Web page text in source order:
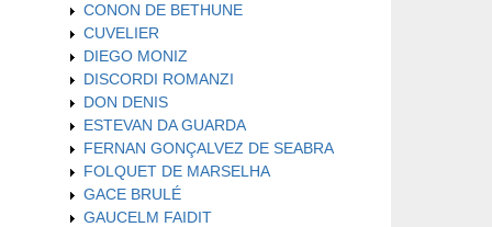
CONON DE BETHUNE
CUVELIER
DIEGO MONIZ
DISCORDI ROMANZI
DON DENIS
ESTEVAN DA GUARDA
FERNAN GONÇALVEZ DE SEABRA
FOLQUET DE MARSELHA
GACE BRULÉ
GAUCELM FAIDIT